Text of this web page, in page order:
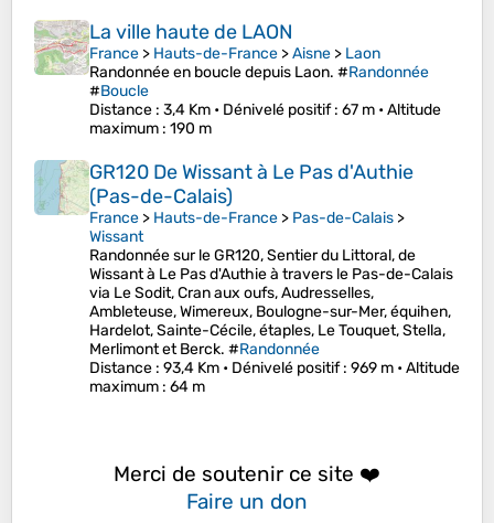
La ville haute de LAON
France > Hauts-de-France >Aisne > Laon
Randonnée en boucle depuis Laon. #Randonnée
#Boucle
Distance : 3,4 Km • Dénivelé positif: 67 m •Altitude
maximum : 190 m
GR120 De Wissant à Le Pas d'Authie
(Pas-de-Calais)
France > Hauts-de-France > Pas-de-Calais >
Wissant
Randonnée sur le GR120, Sentier du Littoral, de
Wissant à Le Pas d'Authie à travers le Pas-de-Calais
via Le Sodit, Cran aux oufs, Audresselles,
Ambleteuse, Wimereux, Boulogne-sur-Mer, équihen,
Hardelot, Sainte-Cécile, étaples, Le Touquet, Stella,
Merlimont et Berck. #Randonnée
Distance : 93,4 Km • Dénivelé positif: 969 m •Altitude
maximum : 64 m
Merci de soutenir ce site ❤️
Faire un don